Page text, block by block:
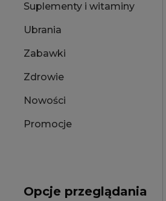
Suplementy i witaminy
Ubrania
Zabawki
Zdrowie
Nowości
Promocje
Opcje przeglądania